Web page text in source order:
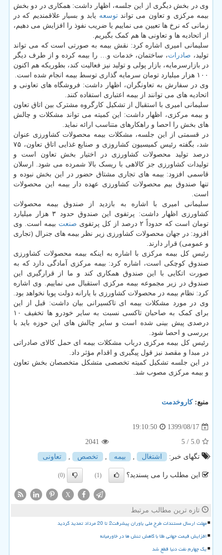
وی در بخش دیگری از این جلسه، اظهار داشت: همکاری در دو بخش
بیمه مرکزی و تعاون می تواندتوسعه یابد و بسیار علاقمندیم که در
زمانی که نرخ ها تعیین می نماییم یا ضریب نفوذ را افزایش می دهیم،
از اتحادیه ها و تعاونی ها هم کمک بگیریم.
سلیمانی امیری اشاره کرد: نقش بیمه به صورتی است که می تواند
تولید، صادرات، ساختمان، خدمات و… را بیمه کرده و از طرف دیگر
در بازارسرمایه، بازار پولی و تولید نیز فعالیت کند، بطوریکه هم اکنون
۱۰۰ هزار میلیارد تومان سرمایه گذاری توسط بیمه انجام شده است.
وی در سفارش به تعاونگران، اظهار داشت: فروشگاه های تعاونی و
اتحادیه های می توانند از بیمه اعتباری استفاده کنند.
سلیمانی امیری با استقبال از تشکیل کارگروه مشترک بین اتاق تعاون
و بیمه مرکزی، اظهار داشت: این کمیته می تواند مشکلات و چالش
های بخش را احصا و راهکارهای متناسب ارائه نماید.
در قسمتی از این جلسه، مشکلات بیمه محصولات کشاورزی عنوان
شد، بگفته رئیس کمیسیون کشاروزی و صنایع غذایی اتاق تعاون، ۷۵
درصد تولید محصولات کشاورزی در اختیار بخش تعاون است و
تولیدات کشاورزی جز کالاهی با ریسک بالا شمرده می شود. ارسلان
قاسمی افزود: بیمه های تجاری مشتاق حضور در این بخش نبوده و
تنها صندوق بیم محصولات کشاورزی عهده دار بیمه این محصولات
است.
سلیمانی امیری با اشاره به بازدید از صندوق بیمه محصولات
کشاورزی اظهار داشت: پرتفوی این صندوق حدود ۳ هزار میلیارد
تومان است که حدوداً ۲ درصد از کل پرتفوی
صنعت بیمه است. وی
افزود: در جهان محصولات کشاورزی زیر نظر بیمه های جنرال (تجاری
و عمومی) قرار دارند.
رئیس کل بیمه مرکزی با اشاره به اینکه بیمه محصولات کشاورزی
صندوق کوچکی است، اشاره کرد: بیمه مرکزی آمادگی دارد که به
صورت اتکایی با این صندوق همکاری کند و ما از قرارگیری این
صندوق در زیر مجموعه بیمه مرکزی استقبال می نماییم. وی اشاره
کرد: نظام بیمه در محصولات کشاورزی با یارانه دولت پویا نخواهد بود.
وی در مورد مشکلات بیمه ای تاکسیرانی بیان داشت: قبل از این
برای کمک به صاحبان تاکسی نسبت به سایر خودرو ها تخفیف ۱۰
درصدی پیش بینی شده است و سایر چالش های این حوزه باید با
بررسی و احصا شود.
رئیس کل بیمه مرکزی درباب مشکلات بیمه ای حمل کالای صادراتی
در مبدا و مقصد نیز قول پیگیری و اقدام مؤثر داد.
در این جلسه تشکیل کمیته تخصصی متشکل متخصصان بخش تعاون
و بیمه مرکزی مصوب شد.
منبع:كاروخدمت
1399/08/17
19:10:50
5.0
/ 5
2041
تگهای خبر:
اشتغال , بیمه , تخصص , تعاونی
این مطلب را می پسندید؟ (1)
(0)
X
تازه ترین مطالب مرتبط
مهلت ارسال مستندات طرح ملی یاوران پیشرفت2 تا 20 مرداد تمدید گردید
افزایش قیمت جهانی طلا با کاهش تنش ها در خاورمیانه
یک چهارم نفت دنیا قطع شد